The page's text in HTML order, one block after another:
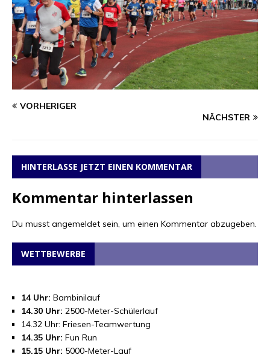
VORHERIGER
NÄCHSTER
HINTERLASSE JETZT EINEN KOMMENTAR
Kommentar hinterlassen
Du musst angemeldet sein, um einen Kommentar abzugeben.
WETTBEWERBE
14 Uhr: Bambinilauf
14.30 Uhr: 2500-Meter-Schülerlauf
14.32 Uhr: Friesen-Teamwertung
14.35 Uhr: Fun Run
15.15 Uhr: 5000-Meter-Lauf